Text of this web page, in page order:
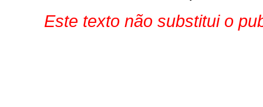
Este texto não substitui o